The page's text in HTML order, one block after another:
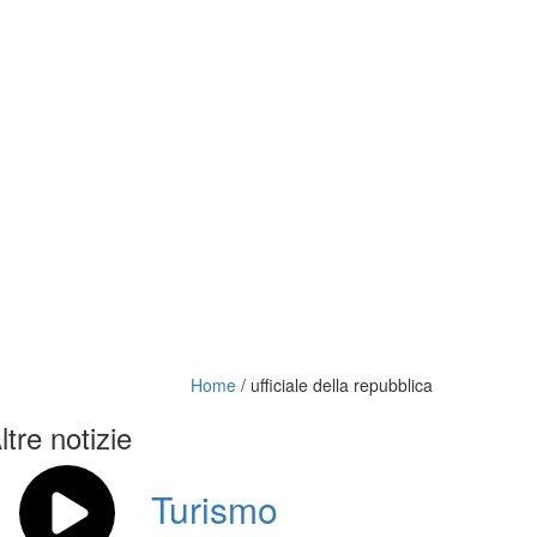
Home / ufficiale della repubblica
notizie
Turismo